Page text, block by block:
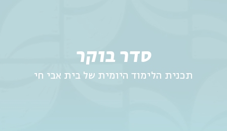
סדר בוקר
תכנית הלימוד היומית של בית אבי חי